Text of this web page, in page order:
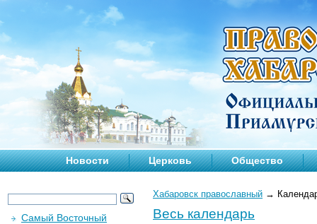
Новости Церковь Общество
Хабаровск православный →
Весь календарь
Самый Восточный